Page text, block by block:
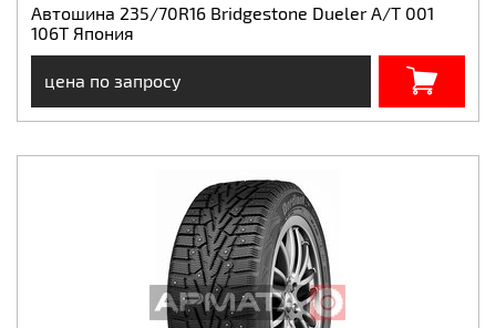
Автошина 235/70R16 Bridgestone Dueler А/Т 001
106T Япония
цена по запросу